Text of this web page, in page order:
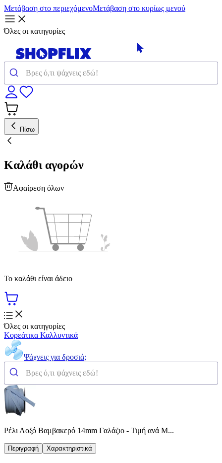
Μετάβαση στο περιεχόμενοΜετάβαση στο κυρίως μενού
Όλες οι κατηγορίες
Πίσω
Καλάθι αγορών
Αφαίρεση όλων
Το καλάθι είναι άδειο
Όλες οι κατηγορίες
Κορεάτικα Καλλυντικά
Ψάχνεις για δροσιά;
Ρέλι Λοξό Βαμβακερό 14mm Γαλάζιο - Τιμή ανά Μ...
Περιγραφή Χαρακτηριστικά